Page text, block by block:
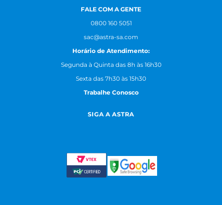
FALE COM A GENTE
0800 160 5051
sac@astra-sa.com
Horário de Atendimento:
Segunda à Quinta das 8h às 16h30
Sexta das 7h30 às 15h30
Trabalhe Conosco
SIGA A ASTRA